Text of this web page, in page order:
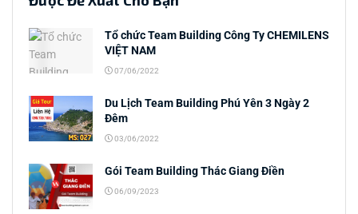
Tổ chức Team Building Công Ty CHEMILENS
VIỆT NAM
07/06/2022
Du Lịch Team Building Phú Yên 3 Ngày 2
Đêm
03/06/2022
Gói Team Building Thác Giang Điền
06/09/2023